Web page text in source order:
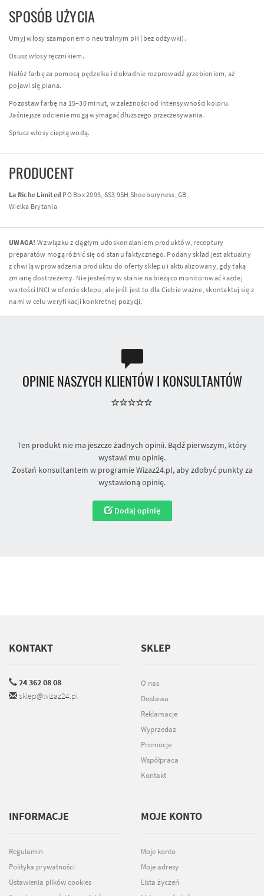
SPOSÓB UŻYCIA
Umyj włosy szamponem o neutralnym pH (bez odżywki).
Osusz włosy ręcznikiem.
Nałóż farbę za pomocą pędzelka i dokładnie rozprowadź grzebieniem, aż
pojawi się piana.
Pozostaw farbę na 15–30 minut, w zależności od intensywności koloru.
Jaśniejsze odcienie mogą wymagać dłuższego przeczesywania.
Spłucz włosy ciepłą wodą.
PRODUCENT
La Riche Limited PO Box 2093, SS3 9SH Shoeburyness, GB
Wielka Brytania
UWAGA! W związku z ciągłym udoskonalaniem produktów, receptury
preparatów mogą różnić się od stanu faktycznego. Podany skład jest aktualny
z chwilą wprowadzenia produktu do oferty sklepu i aktualizowany, gdy taką
zmianę dostrzeżemy. Nie jesteśmy w stanie na bieżąco monitorować każdej
wartości INCI w ofercie sklepu, ale jeśli jest to dla Ciebie ważne, skontaktuj się z
nami w celu weryfikacji konkretnej pozycji.
OPINIE NASZYCH KLIENTÓW I KONSULTANTÓW
Ten produkt nie ma jeszcze żadnych opinii. Bądź pierwszym, który
wystawi mu opinię.
Zostań konsultantem w programie Wizaz24.pl, aby zdobyć punkty za
wystawioną opinię.
Dodaj opinię
KONTAKT
24 362 08 08
sklep@wizaz24.pl
SKLEP
O nas
Dostawa
Reklamacje
Wyprzedaż
Promocje
Współpraca
Kontakt
INFORMACJE
Regulamin
Polityka prywatności
Ustawienia plików cookies
MOJE KONTO
Moje konto
Moje adresy
Lista życzeń